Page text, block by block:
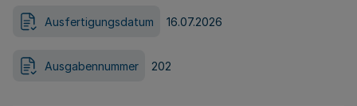
Ausfertigungsdatum 16.07.2026
Ausgabennummer 202